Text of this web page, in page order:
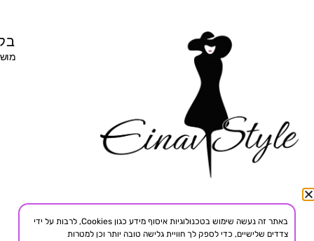
באתר זה נעשה שימוש בטכנולוגיות איסוף מידע כגון Cookies, לרבות על ידי
צדדים שלישיים, כדי לספק לך חוויית גלישה טובה יותר וכן למטרות